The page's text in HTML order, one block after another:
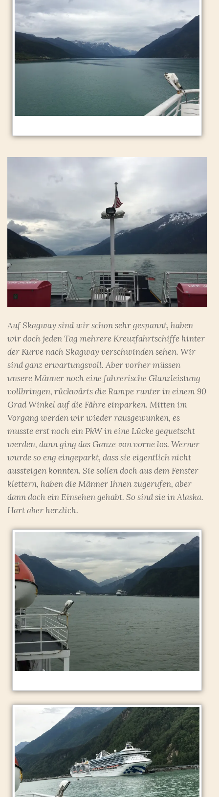
Auf Skagway sind wir schon sehr gespannt, haben
wir doch jeden Tag mehrere Kreuzfahrtschiffe hinter
der Kurve nach Skagway verschwinden sehen. Wir
sind ganz erwartungsvoll. Aber vorher müssen
unsere Männer noch eine fahrerische Glanzleistung
vollbringen, rückwärts die Rampe runter in einem 90
Grad Winkel auf die Fähre einparken. Mitten im
Vorgang werden wir wieder rausgewunken, es
musste erst noch ein PkW in eine Lücke gequetscht
werden, dann ging das Ganze von vorne los. Werner
wurde so eng eingeparkt, dass sie eigentlich nicht
aussteigen konnten. Sie sollen doch aus dem Fenster
klettern, haben die Männer Ihnen zugerufen, aber
dann doch ein Einsehen gehabt. So sind sie in Alaska.
Hart aber herzlich.